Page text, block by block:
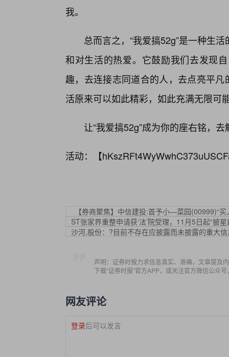
我。
总而言之，“我爱搞52g”是一种生
和对生活的热爱。它鼓励我们去发现
趣，去连接志同道合的人，去点亮平
活原来可以如此精彩，如此充满无限可
让“我爱搞52g”成为你的座右铭，
活动：【
【券商聚焦】中信建投:首予小—菜园(00999)“
ST张家界重整申请获‘法’院受理，11月5日起“披
沙河,股份：?目前不存在应披露而未披露的重大
声明：证券时报力求信息真实、准确，文章提及
下载“证券时报”官方APP，或关注官方微信公众
网友评论
登录后可以发言